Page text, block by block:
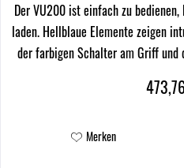
Der VU200 ist einfach zu
laden. Hellblaue Elemente zeigen
der farbigen Schalter am Griff und
Merken